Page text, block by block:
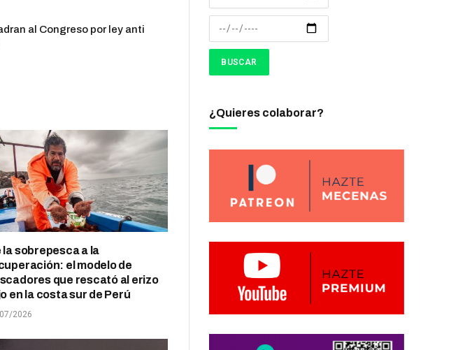
al Congreso por ley anti
la sobrepesca a la
el modelo de
que rescató al erizo
en la costa sur de Perú
2026
¿Quieres colaborar?